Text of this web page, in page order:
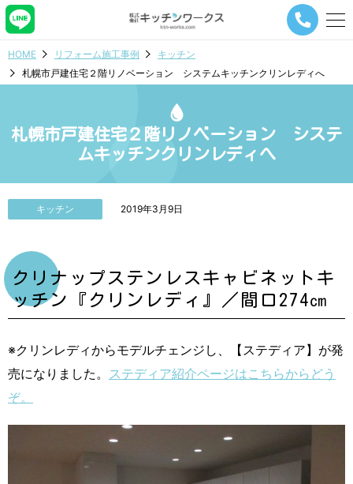
メ
ナ
ー
シ
ボ
HOME リフォーム施工事例
キッチン
札幌市戸建住宅２階リノベーション システムキッチンクリンレディへ
札幌市戸建住宅２階リノベーション システ
ムキッチンクリンレディへ
キッチン 2019年3月9日
クリナップステンレスキャビネットキ
ッチン『クリンレディ』／間口274㎝
※クリンレディからモデルチェンジし、【ステディア】が発
売になりました。 ステディア紹介ページはこちらからどう
ぞ。